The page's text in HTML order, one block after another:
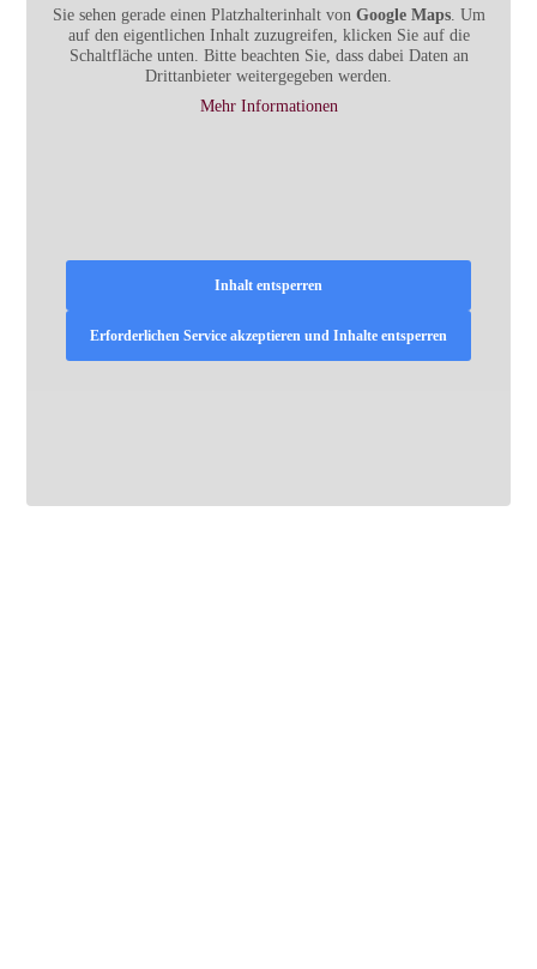
Sie sehen gerade einen Platzhalterinhalt von Google Maps. Um
auf den eigentlichen Inhalt zuzugreifen, klicken Sie auf die
Schaltfläche unten. Bitte beachten Sie, dass dabei Daten an
Drittanbieter weitergegeben werden.
Mehr Informationen
Inhalt entsperren
Erforderlichen Service akzeptieren und Inhalte entsperren